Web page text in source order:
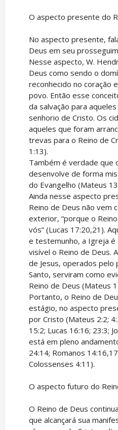
O aspecto presente do
No aspecto presente,
Deus em seu
Nesse aspecto, W.
Deus como sendo o
reconhecido no coração
povo. Então esse
da salvação para
senhorio de Cristo. Os
aqueles que foram
trevas para o Reino de
1:13).
Também é verdade que
desenvolve de forma
do Evangelho (Mateus
Ainda nesse aspecto
Reino de Deus não vem
exterior, “porque o
vós” (Lucas 17:20,21).
e testemunho, a Igreja é
visível o Reino de Deus.
de Jesus, operados pelo
Santo, serviram como
Reino de Deus (Mateus
Portanto, o Reino de
estágio, no aspecto
por Cristo (Mateus 2:2;
15:2; Lucas 16:16; 23:3;
está em pleno
24:14; Romanos
Colossenses 4:11).
O aspecto futuro do
O Reino de Deus
que alcançará sua